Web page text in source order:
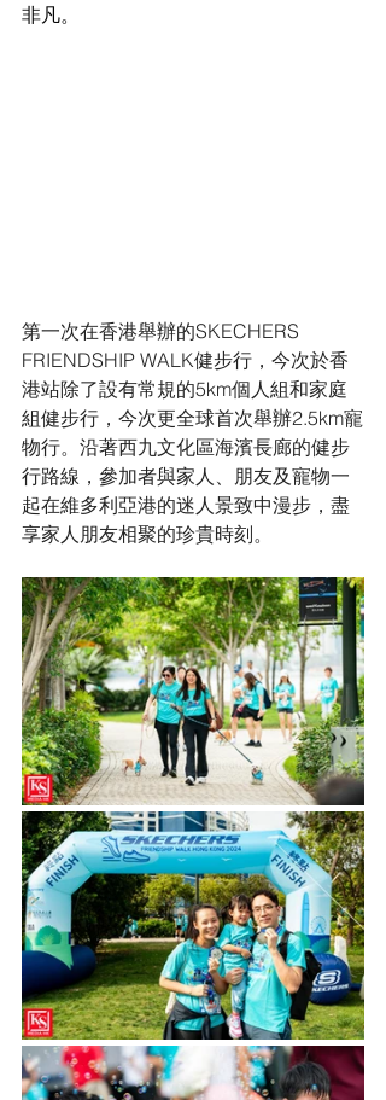
非凡。
第一次在香港舉辦的SKECHERS
FRIENDSHIP WALK健步行，今次於香
港站除了設有常規的5km個人組和家庭
組健步行，今次更全球首次舉辦2.5km寵
物行。沿著西九文化區海濱長廊的健步
行路線，參加者與家人、朋友及寵物一
起在維多利亞港的迷人景致中漫步，盡
享家人朋友相聚的珍貴時刻。